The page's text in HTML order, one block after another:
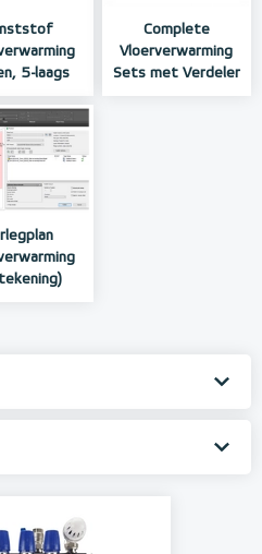
5-laags
Complete
Vloerverwarming
Sets met Verdeler